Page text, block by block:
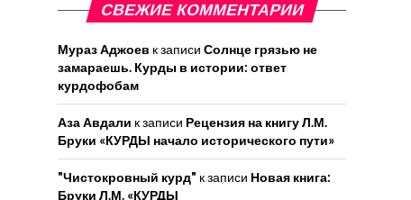
СВЕЖИЕ КОММЕНТАРИИ
Мураз Аджоев к записи Солнце грязью не
замараешь. Курды в истории: ответ
курдофобам
Аза Авдали к записи Рецензия на книгу Л.М.
Бруки «КУРДЫ начало исторического пути»
"Чистокровный курд" к записи Новая книга:
Бруки Л.М. «КУРДЫ